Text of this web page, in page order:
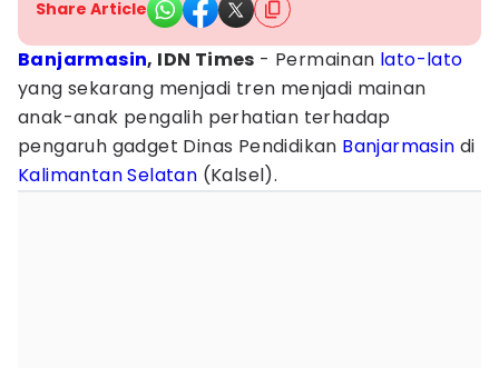
Share Article
Banjarmasin, IDN Times - Permainan lato-lato
yang sekarang menjadi tren menjadi mainan
anak-anak pengalih perhatian terhadap
pengaruh gadget Dinas Pendidikan Banjarmasin di
Kalimantan Selatan (Kalsel).